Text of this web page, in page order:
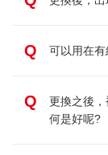
Q 可以用在
Q
更換之後
何是好呢?